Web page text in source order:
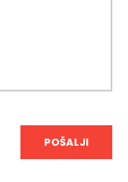
POŠALJI